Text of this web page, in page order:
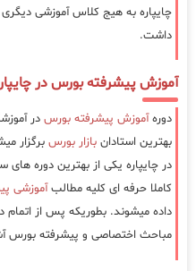
چایپاره به هیج کلاس آموزشی
داشت.
آموزش پیشرفته بورس در
دورهآموزش پیشرفته بورس در
بهترین استادان بازار بورس برگزار
در چایپاره یکی از بهترین دوره
کاملا حرفه ای کلیه مطالبآموزشی
داده میشوند. بطوریکه پس از اتمام
مباحث اختصاصی و پیشرفته بورس